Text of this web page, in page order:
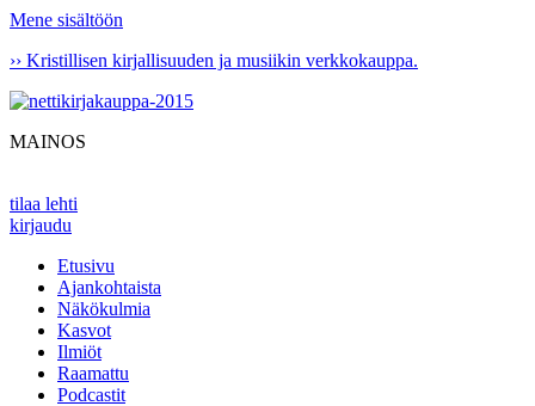
Mene sisältöön
›› Kristillisen kirjallisuuden ja musiikin verkkokauppa.
MAINOS
tilaa lehti
kirjaudu
Etusivu
Ajankohtaista
Näkökulmia
Kasvot
Ilmiöt
Raamattu
Podcastit